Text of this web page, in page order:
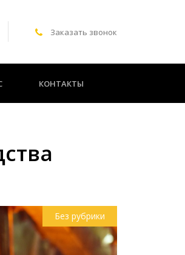
Заказать звонок
КОНТАКТЫ
Без рубрики